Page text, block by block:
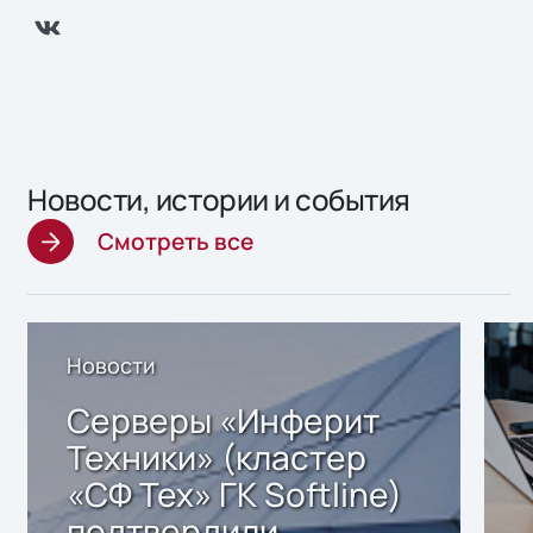
Новости, истории и события
Смотреть все
Новости
Серверы «Инферит
Техники» (кластер
«СФ Тех» ГК Softline)